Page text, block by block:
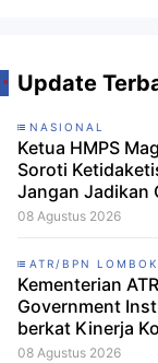
Update
NASIONAL
Ketua HMPS
Soroti
Jangan Jadikan
Arena
08 Agustus 2026
ATR/BPN
Kementerian
Government
berkat Kinerja
08 Agustus 2026